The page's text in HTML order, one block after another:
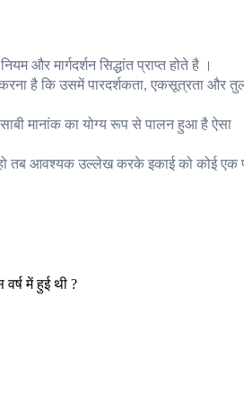
और मार्गदर्शन सिद्धांत प्राप्त होते है ।
करना है कि उसमें पारदर्शकता, एकसूत्रता और
मानांक का योग्य रूप से पालन हुआ है ऐसा
हो तब आवश्यक उल्लेख करके इकाई को कोई एक
में हुई थी ?